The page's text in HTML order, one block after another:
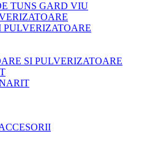
TUNS GARD VIU
PULVERIZATOARE
SI PULVERIZATOARE